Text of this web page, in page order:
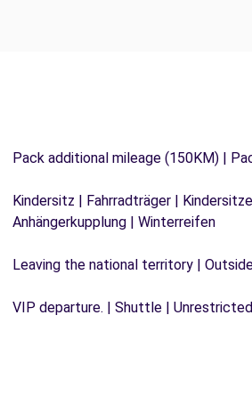
Pack additional mileage (150KM) |
Kindersitz | Fahrradträger |
Anhängerkupplung | Winterreifen
Leaving the national territory |
VIP departure. | Shuttle |